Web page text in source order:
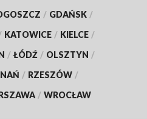
/ GDAŃSK /
KATOWICE / KIELCE /
/ ŁÓDŹ / OLSZTYN /
/ RZESZÓW /
/ WROCŁAW